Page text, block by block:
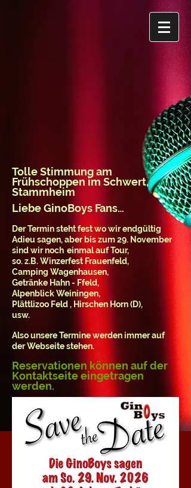
Tolle Stimmung am
Frühschoppen im Schwert,
Stammheim
Liebe GinoBoys Fans…
Der Termin steht fest wo wir endgültig
Adieu sagen, aber bis zum 29. November
sind wir noch einmal auf Tour,
so. z.B. Winzerfest Frauenfeld,
Camping Wagenhausen,
Getränke Hahn - Ffeld,
Alpenblick Weiningen,
Plättlizoo Feld , Hirschen Horn (D),
usw.
Also unsere Termine werden immer auf
der Webseite stehen.
Reservationen können auf der
Kontaktseite eingetragen
werden.